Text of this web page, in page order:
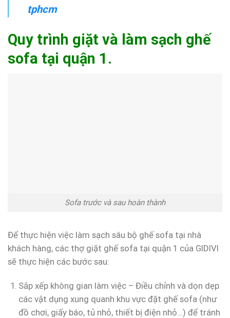
tphcm
Quy trình giặt và làm sạch ghế
sofa tại quận 1.
Sofa trước và sau hoàn thành
Để thực hiện việc làm sạch sâu bộ ghế sofa tại nhà
khách hàng, các thợ giặt ghế sofa tại quận 1 của GIDIVI
sẽ thực hiện các bước sau:
Sắp xếp không gian làm việc – Điều chỉnh và dọn dẹp
các vật dụng xung quanh khu vực đặt ghế sofa (như
đồ chơi, giấy báo, tủ nhỏ, thiết bị điện nhỏ…) để tránh